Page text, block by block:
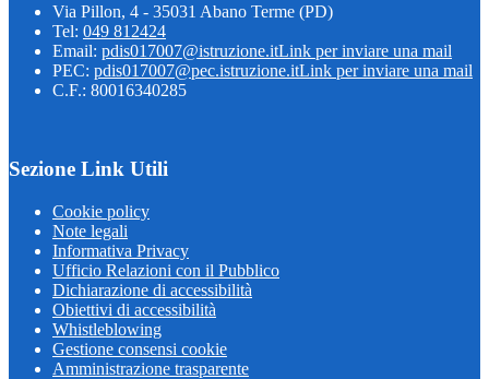
Via Pillon, 4 - 35031 Abano Terme (PD)
Tel: 049 812424
Email: pdis017007@istruzione.itLink per inviare una mail
PEC: pdis017007@pec.istruzione.itLink per inviare una mail
C.F.: 80016340285
Sezione Link Utili
Cookie policy
Note legali
Informativa Privacy
Ufficio Relazioni con il Pubblico
Dichiarazione di accessibilità
Obiettivi di accessibilità
Whistleblowing
Gestione consensi cookie
Amministrazione trasparente